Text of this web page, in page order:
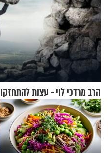
הרב מרדכי לוי - עצות